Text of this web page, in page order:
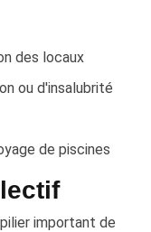
des locaux
ou d'insalubrité
de piscines
important de